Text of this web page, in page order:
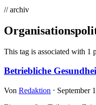
// archiv
This tag is associated with 1
Betriebliche
Von Redaktion ⋅ September